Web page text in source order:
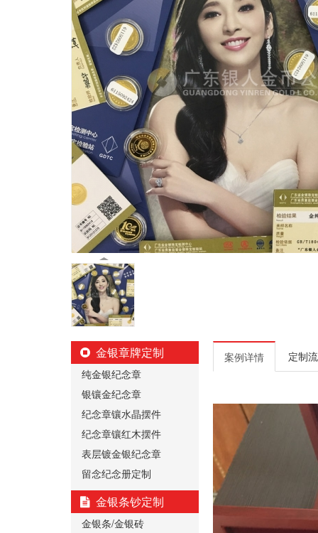
金银章牌定制
纯金银纪念章
银镶金纪念章
纪念章镶水晶摆件
纪念章镶红木摆件
表层镀金银纪念章
留念纪念册定制
金银条钞定制
金银条/金银砖
案例详情 定制